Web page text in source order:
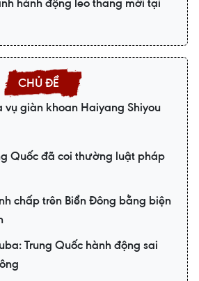
vụ giàn khoan Haiyang Shiyou
Quốc đã coi thường luật pháp
chấp trên Biển Đông bằng biện
Trung Quốc hành động sai